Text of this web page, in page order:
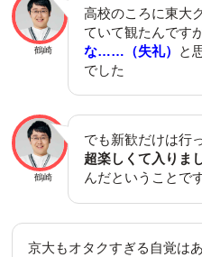
鶴崎
高校のころに東大
ていて観たんですが
な……（失礼）
と
でした
鶴崎
でも新歓だけは行
超楽しくて入りま
んだということで
京大もオタクすぎる自覚は